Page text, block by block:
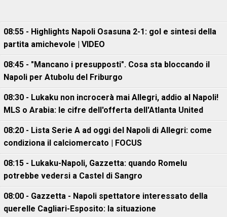
08:55 - Highlights Napoli Osasuna 2-1: gol e sintesi della
partita amichevole | VIDEO
08:45 - "Mancano i presupposti". Cosa sta bloccando il
Napoli per Atubolu del Friburgo
08:30 - Lukaku non incrocerà mai Allegri, addio al Napoli!
MLS o Arabia: le cifre dell'offerta dell'Atlanta United
08:20 - Lista Serie A ad oggi del Napoli di Allegri: come
condiziona il calciomercato | FOCUS
08:15 - Lukaku-Napoli, Gazzetta: quando Romelu
potrebbe vedersi a Castel di Sangro
08:00 - Gazzetta - Napoli spettatore interessato della
querelle Cagliari-Esposito: la situazione